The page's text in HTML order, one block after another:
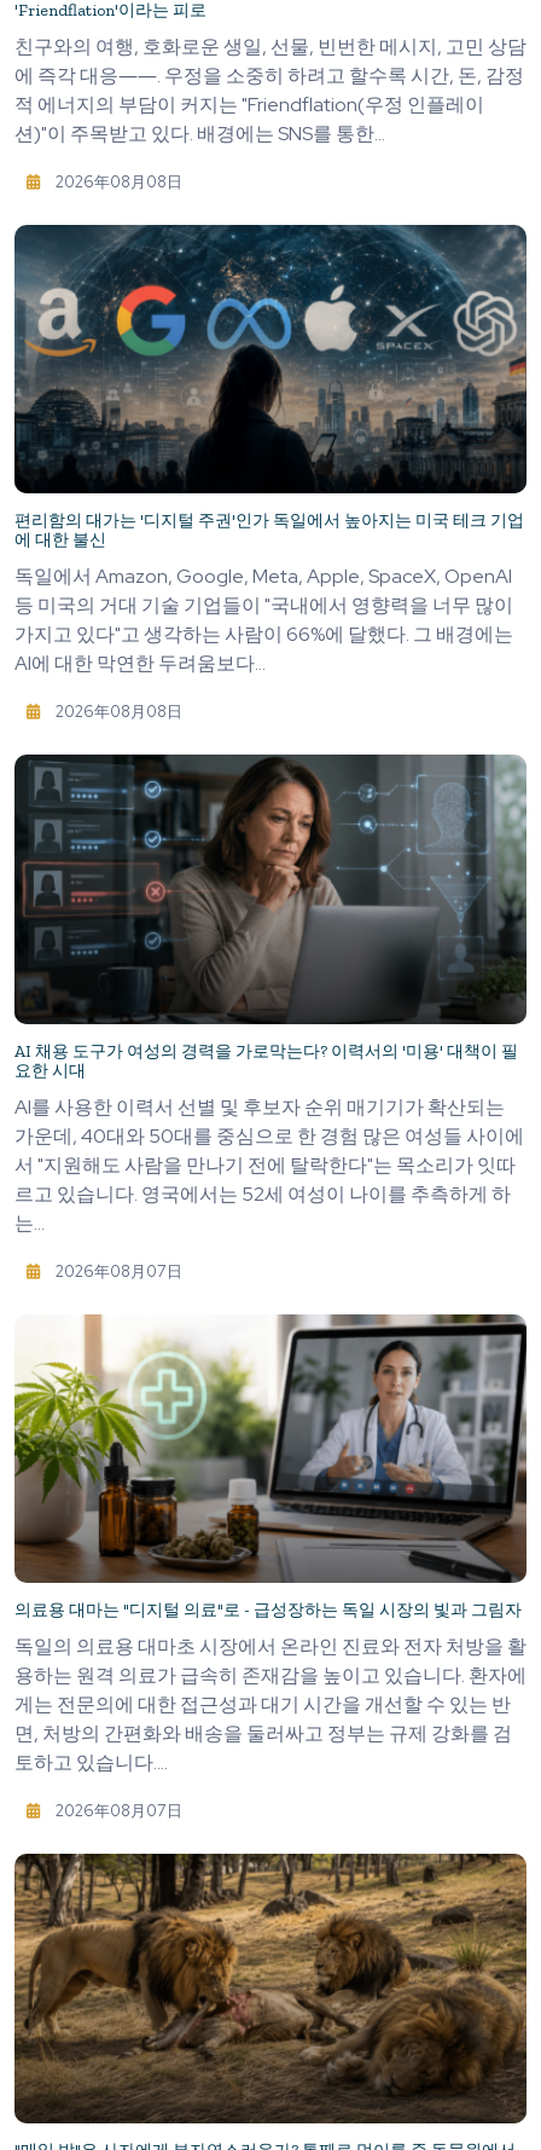
'Friendflation'이라는 피로
친구와의 여행, 호화로운 생일, 선물, 빈번한 메시지, 고민 상담
에 즉각 대응――. 우정을 소중히 하려고 할수록 시간, 돈, 감정
적 에너지의 부담이 커지는 "Friendflation(우정 인플레이
션)"이 주목받고 있다. 배경에는 SNS를 통한...
2026年08月08日
편리함의 대가는 '디지털 주권'인가 독일에서 높아지는 미국 테크 기업
에 대한 불신
독일에서 Amazon, Google, Meta, Apple, SpaceX, OpenAI
등 미국의 거대 기술 기업들이 "국내에서 영향력을 너무 많이
가지고 있다"고 생각하는 사람이 66%에 달했다. 그 배경에는
AI에 대한 막연한 두려움보다...
2026年08月08日
AI 채용 도구가 여성의 경력을 가로막는다? 이력서의 '미용' 대책이 필
요한 시대
AI를 사용한 이력서 선별 및 후보자 순위 매기기가 확산되는
가운데, 40대와 50대를 중심으로 한 경험 많은 여성들 사이에
서 "지원해도 사람을 만나기 전에 탈락한다"는 목소리가 잇따
르고 있습니다. 영국에서는 52세 여성이 나이를 추측하게 하
는...
2026年08月07日
의료용 대마는 "디지털 의료"로 - 급성장하는 독일 시장의 빛과 그림자
독일의 의료용 대마초 시장에서 온라인 진료와 전자 처방을 활
용하는 원격 의료가 급속히 존재감을 높이고 있습니다. 환자에
게는 전문의에 대한 접근성과 대기 시간을 개선할 수 있는 반
면, 처방의 간편화와 배송을 둘러싸고 정부는 규제 강화를 검
토하고 있습니다....
2026年08月07日